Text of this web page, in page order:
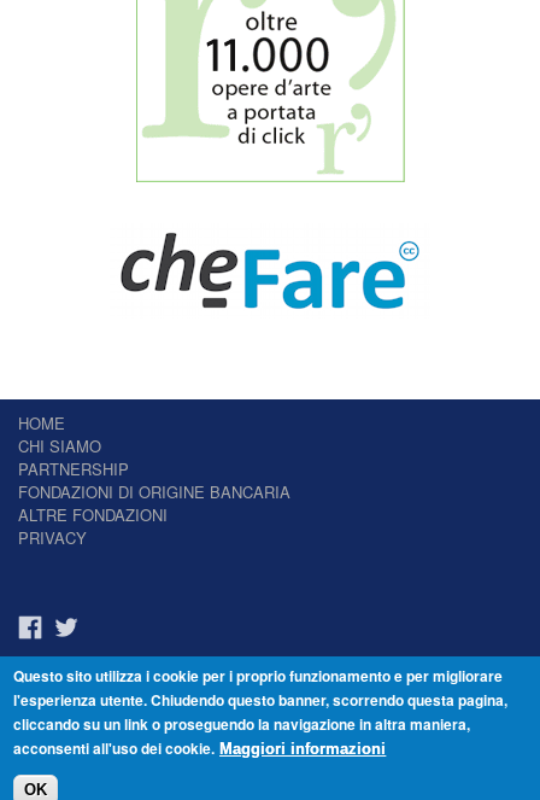
HOME
CHI SIAMO
PARTNERSHIP
FONDAZIONI DI ORIGINE BANCARIA
ALTRE FONDAZIONI
PRIVACY
Il Giornale delle Fondazioni - Periodico telematico
Reg. Tribunale n.7 del 22/07/2014 – ISSN 2421-2466
© Fondazione Venezia 2000 - Dorsoduro 3488/U - 30123 Venezia - Italia -
Questo sito utilizza i cookie per i proprio funzionamento e per migliorare
l'esperienza utente. Chiudendo questo banner, scorrendo questa pagina,
cliccando su un link o proseguendo la navigazione in altra maniera,
acconsenti all'uso dei cookie. Maggiori informazioni
OK